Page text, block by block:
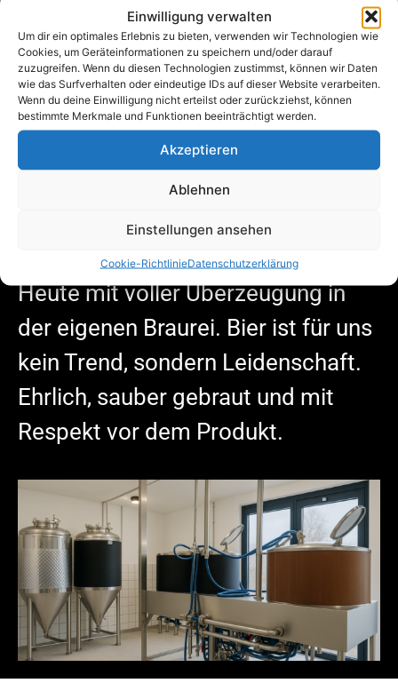
Einwilligung verwalten
Um dir ein optimales Erlebnis zu bieten, verwenden wir Technologien wie
Cookies, um Geräteinformationen zu speichern und/oder darauf
zuzugreifen. Wenn du diesen Technologien zustimmst, können wir Daten
wie das Surfverhalten oder eindeutige IDs auf dieser Website verarbeiten.
Wenn du deine Einwilligung nicht erteilst oder zurückziehst, können
bestimmte Merkmale und Funktionen beeinträchtigt werden.
Akzeptieren
Ablehnen
Einstellungen ansehen
Cookie-RichtlinieDatenschutzerklärung
Seit 2017 brauen wir Bier mit
Haltung. Als kleine, unabhängige
Brauerei setzen wir konsequent auf
Regionalität und arbeiten
ausschließlich mit deutschen
Rohstoffen. Hinter jedem Sud steht
echtes Handwerk: gelernt, gelebt.
Heute mit voller Überzeugung in
der eigenen Braurei. Bier ist für uns
kein Trend, sondern Leidenschaft.
Ehrlich, sauber gebraut und mit
Respekt vor dem Produkt.